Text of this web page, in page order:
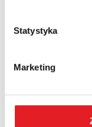
Statystyka
Marketing
Treść: *